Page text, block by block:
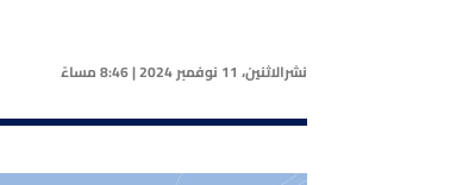
نشرالاثنين، 11 نوفمبر 2024 | 8:46 مساءً